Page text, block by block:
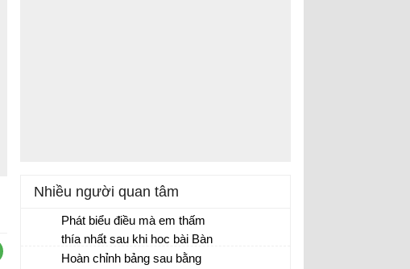
Nhiều người quan tâm
Phát biểu điều mà em thấm
thía nhất sau khi học bài Bàn
về đọc sách.
Hoàn chỉnh bảng sau bằng